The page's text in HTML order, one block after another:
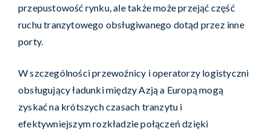
przepustowość rynku, ale także może przejąć część
ruchu tranzytowego obsługiwanego dotąd przez inne
porty.
W szczególności przewoźnicy i operatorzy logistyczni
obsługujący ładunki między Azją a Europą mogą
zyskać na krótszych czasach tranzytu i
efektywniejszym rozkładzie połączeń dzięki